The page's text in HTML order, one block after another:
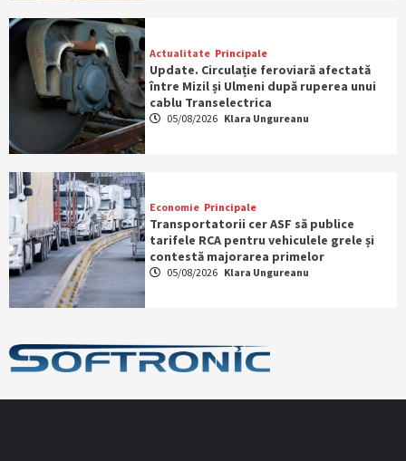
Actualitate Principale
Update. Circulație feroviară afectată
între Mizil și Ulmeni după ruperea unui
cablu Transelectrica
05/08/2026 Klara Ungureanu
Economie Principale
Transportatorii cer ASF să publice
tarifele RCA pentru vehiculele grele și
contestă majorarea primelor
05/08/2026 Klara Ungureanu